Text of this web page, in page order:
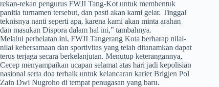
rekan-rekan pengurus FWJI Tang-Kot untuk membentuk
panitia turnamen tersebut, dan pasti akan kami gelar. Tinggal
teknisnya nanti seperti apa, karena kami akan minta arahan
dan masukan Dispora dalam hal ini,” tambahnya.
Melalui perhelatan ini, FWJI Tangerang Kota berharap nilai-
nilai kebersamaan dan sportivitas yang telah ditanamkan dapat
terus terjaga secara berkelanjutan. Menutup keterangannya,
Cecep menyampaikan ucapan selamat atas hari jadi kepolisian
nasional serta doa terbaik untuk kelancaran karier Brigjen Pol
Zain Dwi Nugroho di tempat penugasan yang baru.